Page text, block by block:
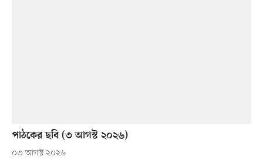
পাঠকের ছবি (৩ আগস্ট ২০২৬)
০৩ আগস্ট ২০২৬